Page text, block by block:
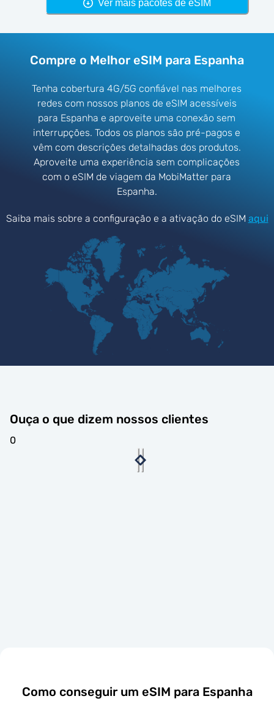
Ver mais pacotes de eSIM
Compre o Melhor eSIM para Espanha
Tenha cobertura 4G/5G confiável nas melhores
redes com nossos planos de eSIM acessíveis
para Espanha e aproveite uma conexão sem
interrupções. Todos os planos são pré-pagos e
vêm com descrições detalhadas dos produtos.
Aproveite uma experiência sem complicações
com o eSIM de viagem da MobiMatter para
Espanha.
Saiba mais sobre a configuração e a ativação do eSIM aqui
Ouça o que dizem nossos clientes
0
Como conseguir um eSIM para Espanha